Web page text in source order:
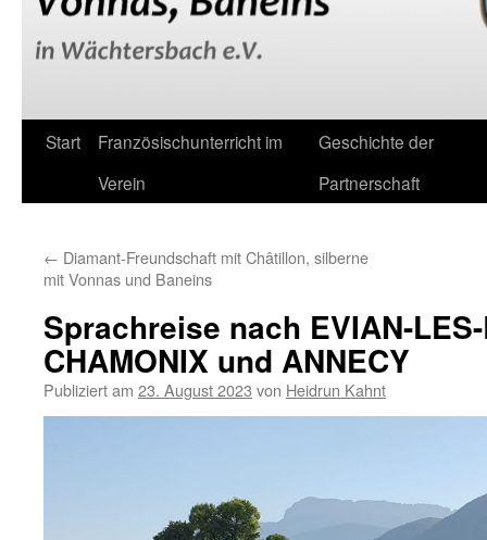
Zum
Start
Französischunterricht im
Verein
Geschichte der
Partnerschaft
← Diamant-Freundschaft mit Châtillon, silberne
mit Vonnas und Baneins
Sprachreise nach EVIAN-
CHAMONIX und ANNECY
Publiziert am 23. August 2023 von Heidrun Kahnt